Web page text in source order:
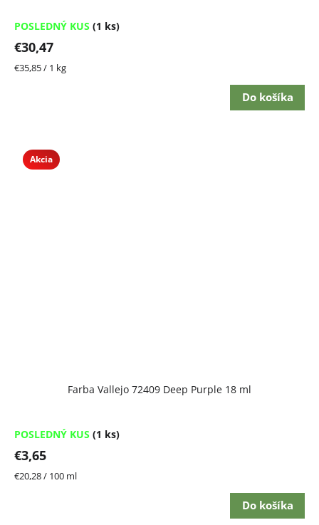
POSLEDNÝ KUS (1 ks)
€30,47
Jednotková
€35,85 / 1 kg
Do košíka
Akcia
Farba Vallejo 72409 Deep Purple 18 ml
POSLEDNÝ KUS (1 ks)
€3,65
Jednotková
€20,28 / 100 ml
Do košíka